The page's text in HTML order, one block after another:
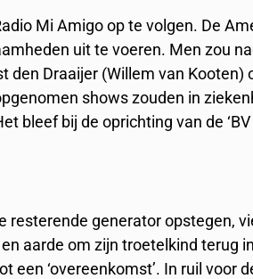
Mi Amigo op te volgen. De
uit te voeren. Men zou
den Draaijer (Willem van Kooten)
shows zouden in
bleef bij de oprichting van de ‘BV
resterende generator opstegen,
aarde om zijn troetelkind terug
‘overeenkomst’. In ruil voor